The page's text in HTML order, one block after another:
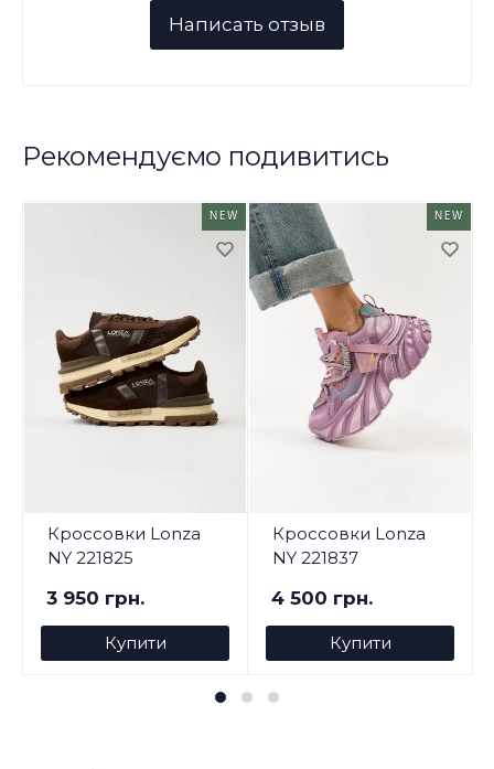
Рекомендуємо подивитись
NEW
Кроссовки Lonza
NY 221825
3 950 грн.
Купити
NEW
Кроссовки Lonza
NY 221837
4 500 грн.
Купити